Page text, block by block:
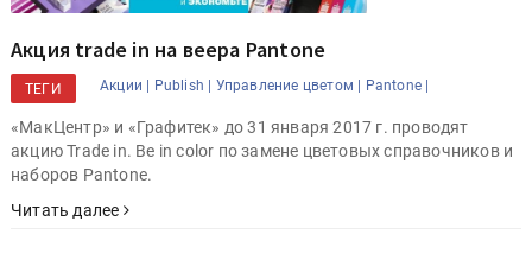
Акция trade in на веера Pantone
ТЕГИ Акции | Publish | Управление цветом | Pantone |
«МакЦентр» и «Грaфитек» до 31 января 2017 г. проводят
акцию Trade in. Be in color по замене цветовых справочников и
наборов Pantone.
Читать далее